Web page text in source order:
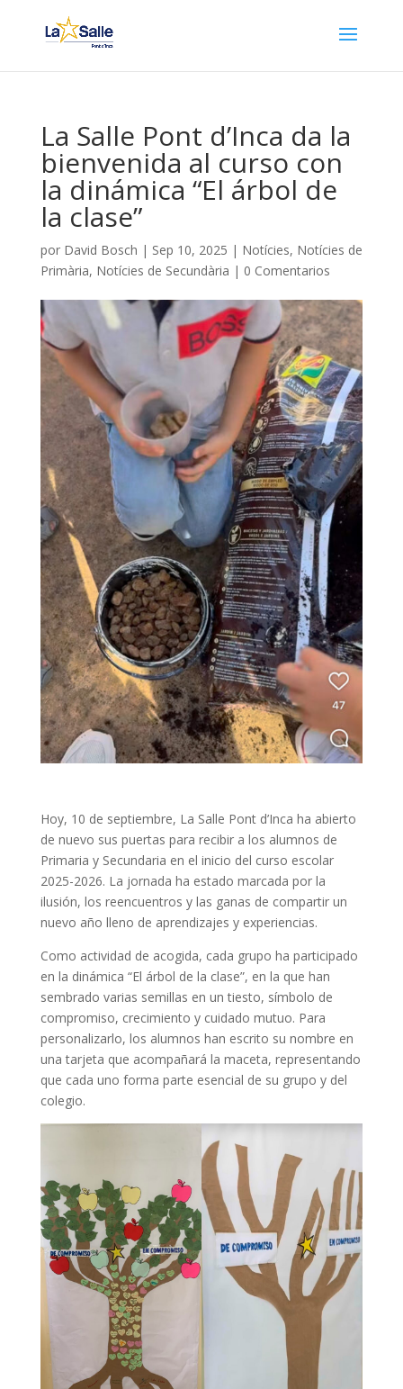
La Salle Pont d’Inca da la
bienvenida al curso con
la dinámica “El árbol de
la clase”
por David Bosch | Sep 10, 2025 | Notícies, Notícies de
Primària, Notícies de Secundària | 0 Comentarios
Hoy, 10 de septiembre, La Salle Pont d’Inca ha abierto
de nuevo sus puertas para recibir a los alumnos de
Primaria y Secundaria en el inicio del curso escolar
2025-2026. La jornada ha estado marcada por la
ilusión, los reencuentros y las ganas de compartir un
nuevo año lleno de aprendizajes y experiencias.
Como actividad de acogida, cada grupo ha participado
en la dinámica “El árbol de la clase”, en la que han
sembrado varias semillas en un tiesto, símbolo de
compromiso, crecimiento y cuidado mutuo. Para
personalizarlo, los alumnos han escrito su nombre en
una tarjeta que acompañará la maceta, representando
que cada uno forma parte esencial de su grupo y del
colegio.